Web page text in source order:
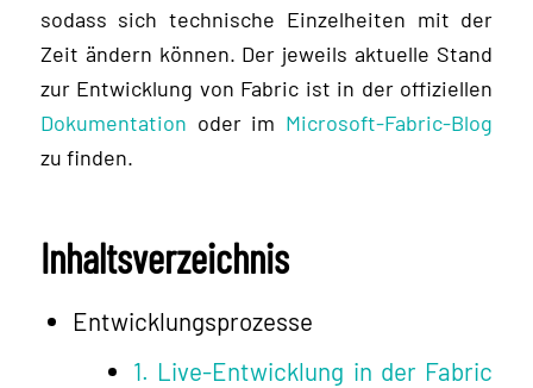
sodass sich technische Einzelheiten mit der
Zeit ändern können. Der jeweils aktuelle Stand
zur Entwicklung von Fabric ist in der offiziellen
Dokumentation oder im Microsoft-Fabric-Blog
zu finden.
Inhaltsverzeichnis
Entwicklungsprozesse
1. Live-Entwicklung in der Fabric